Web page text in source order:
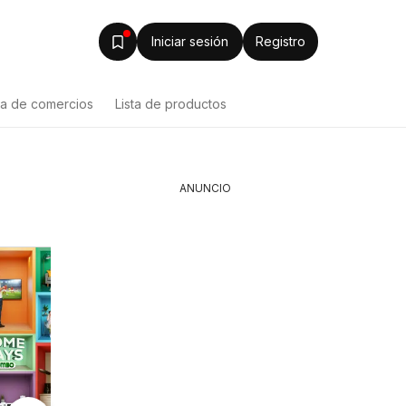
Iniciar sesión Registro
de comercios Lista de productos
ANUNCIO